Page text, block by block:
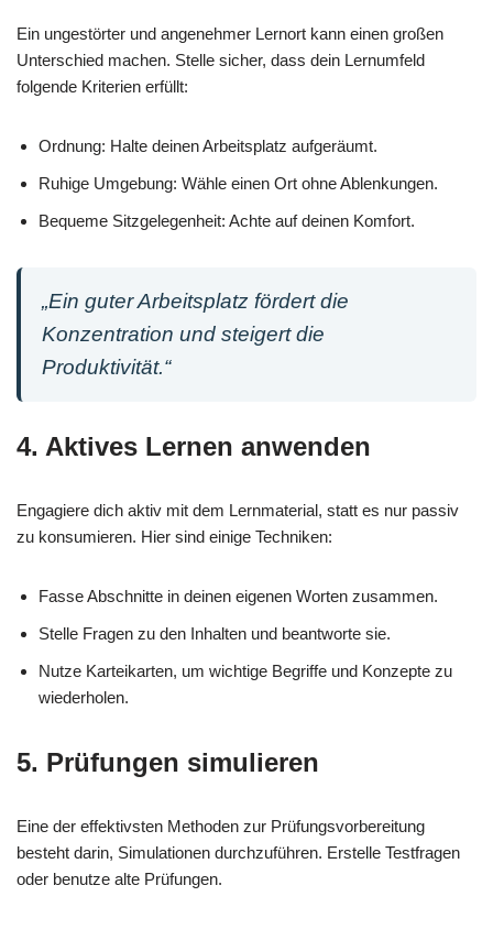
Ein ungestörter und angenehmer Lernort kann einen großen
Unterschied machen. Stelle sicher, dass dein Lernumfeld
folgende Kriterien erfüllt:
Ordnung: Halte deinen Arbeitsplatz aufgeräumt.
Ruhige Umgebung: Wähle einen Ort ohne Ablenkungen.
Bequeme Sitzgelegenheit: Achte auf deinen Komfort.
„Ein guter Arbeitsplatz fördert die
Konzentration und steigert die
Produktivität.“
4. Aktives Lernen anwenden
Engagiere dich aktiv mit dem Lernmaterial, statt es nur passiv
zu konsumieren. Hier sind einige Techniken:
Fasse Abschnitte in deinen eigenen Worten zusammen.
Stelle Fragen zu den Inhalten und beantworte sie.
Nutze Karteikarten, um wichtige Begriffe und Konzepte zu
wiederholen.
5. Prüfungen simulieren
Eine der effektivsten Methoden zur Prüfungsvorbereitung
besteht darin, Simulationen durchzuführen. Erstelle Testfragen
oder benutze alte Prüfungen.